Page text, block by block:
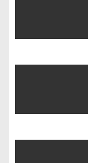
з
а
и